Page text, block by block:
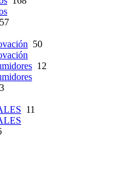
57
50
12
11